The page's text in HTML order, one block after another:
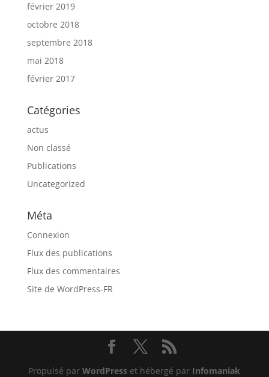
février 2019
octobre 2018
septembre 2018
mai 2018
février 2017
Catégories
actus
Non classé
Publications
Uncategorized
Méta
Connexion
Flux des publications
Flux des commentaires
Site de WordPress-FR
Propulsé parWordPress et hébergé par Infomaniak